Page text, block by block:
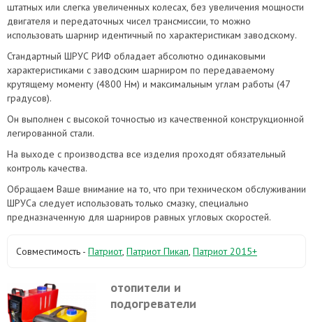
штатных или слегка увеличенных колесах, без увеличения мощности
двигателя и передаточных чисел трансмиссии, то можно
использовать шарнир идентичный по характеристикам заводскому.
Стандартный ШРУС РИФ обладает абсолютно одинаковыми
характеристиками с заводским шарниром по передаваемому
крутящему моменту (4800 Нм) и максимальным углам работы (47
градусов).
Он выполнен с высокой точностью из качественной конструкционной
легированной стали.
На выходе с производства все изделия проходят обязательный
контроль качества.
Обращаем Ваше внимание на то, что при техническом обслуживании
ШРУСа следует использовать только смазку, специально
предназначенную для шарниров равных угловых скоростей.
Совместимость - Патриот, Патриот Пикап, Патриот 2015+
отопители и
подогреватели